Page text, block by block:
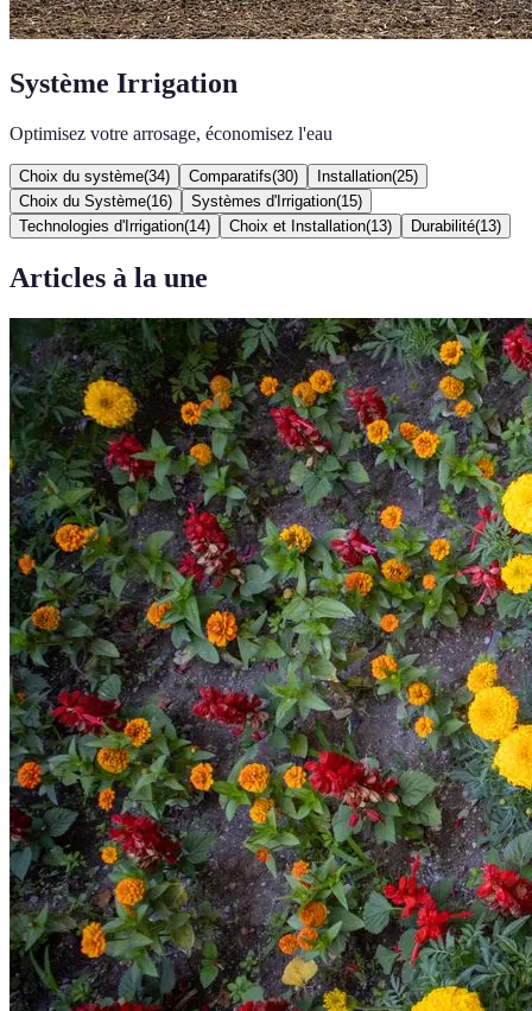
Système Irrigation
Optimisez votre arrosage, économisez l'eau
Choix du système(34) Comparatifs(30) Installation(25)
Choix du Système(16) Systèmes d'Irrigation(15)
Technologies d'Irrigation(14) Choix et Installation(13) Durabilité(13)
Articles à la une